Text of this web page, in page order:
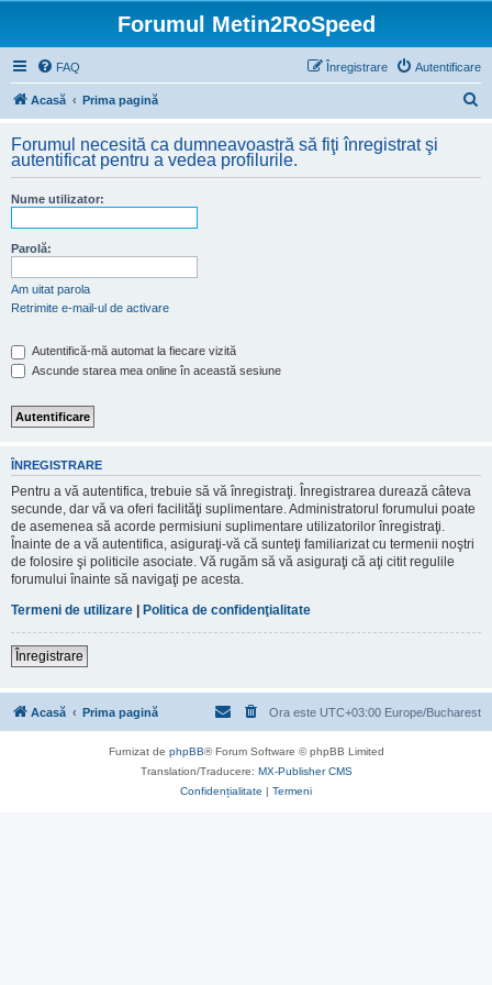
Forumul Metin2RoSpeed
FAQ Autentificare
Înregistrare
Acasă Prima pagină
t
Forumul necesită ca dumneavoastră să fiţi înregistrat şi
autentificat pentru a vedea profilurile.
Nume utilizator:
Parolă:
Am uitat parola
Retrimite e-mail-ul de activare
Autentifică-mă automat la fiecare vizită
Ascunde starea mea online în această sesiune
ÎNREGISTRARE
Pentru a vă autentifica, trebuie să vă înregistraţi. Înregistrarea durează câteva
secunde, dar vă va oferi facilităţi suplimentare. Administratorul forumului poate
de asemenea să acorde permisiuni suplimentare utilizatorilor înregistraţi.
Înainte de a vă autentifica, asiguraţi-vă că sunteţi familiarizat cu termenii noştri
de folosire şi politicile asociate. Vă rugăm să vă asiguraţi că aţi citit regulile
forumului înainte să navigaţi pe acesta.
Termeni de utilizare | Politica de confidenţialitate
Înregistrare
Acasă Prima pagină Ora este UTC+03:00 Europe/Bucharest
Furnizat de phpBB® Forum Software © phpBB Limited
Translation/Traducere: MX-Publisher CMS
Confidențialitate | Termeni